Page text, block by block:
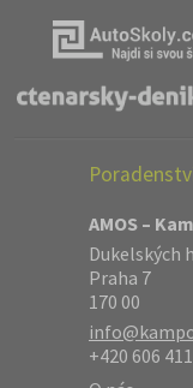
AMOS –
Dukelských
Praha 7
170 00
+420 606